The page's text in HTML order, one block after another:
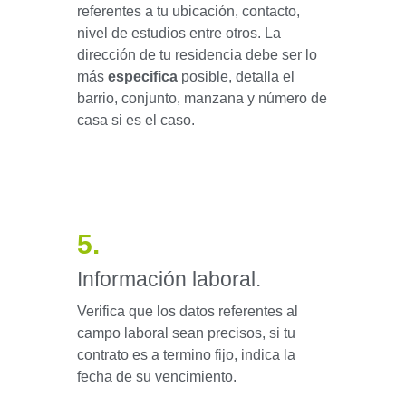
referentes a tu ubicación, contacto,
nivel de estudios entre otros. La
dirección de tu residencia debe ser lo
más especifica posible, detalla el
barrio, conjunto, manzana y número de
casa si es el caso.
5.
Información laboral.
Verifica que los datos referentes al
campo laboral sean precisos, si tu
contrato es a termino fijo, indica la
fecha de su vencimiento.